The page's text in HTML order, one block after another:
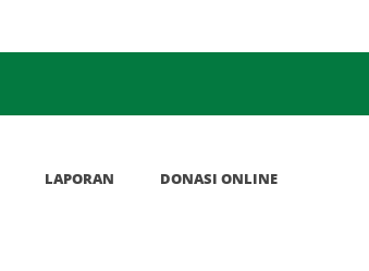
LAPORAN DONASI ONLINE